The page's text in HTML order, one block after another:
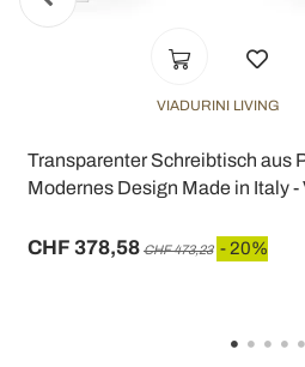
VIADURINI LIVING
Transparenter Schreibtisch aus
Modernes Design Made in Italy -
CHF 378,58 CHF 473,23 - 20%